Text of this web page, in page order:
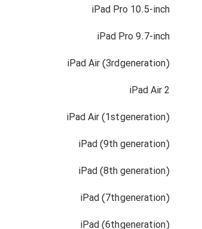
iPad Pro 10.5-inch
iPad Pro 9.7-inch
iPad Air (3rd generation)
iPad Air 2
iPad Air (1st generation)
iPad (9th generation)
iPad (8th generation)
iPad (7th generation)
iPad (6th generation)